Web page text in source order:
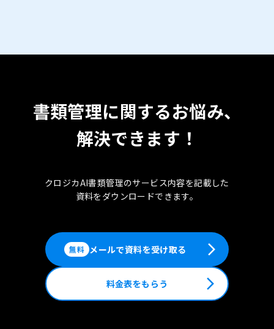
書類管理に関するお悩み、
解決できます！
クロジカAI書類管理のサービス内容を記載した
資料をダウンロードできます。
無料 メールで資料を受け取る arrow_forward_ios
料金表をもらう arrow_forward_ios